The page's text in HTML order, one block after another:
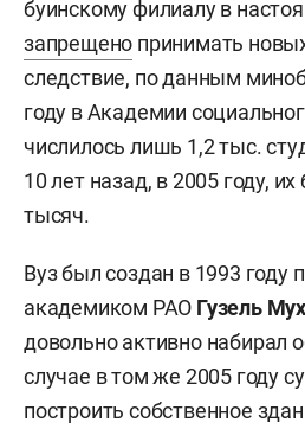
буинскому филиалу в
запрещено принимать
следствие, по данным
году в Академии
числилось лишь 1,2 тыс.
10 лет назад, в 2005 году,
тысяч.
Вуз был создан в 1993 году
академиком РАО Гузель
довольно активно набирал
случае в том же 2005 году
построить собственное